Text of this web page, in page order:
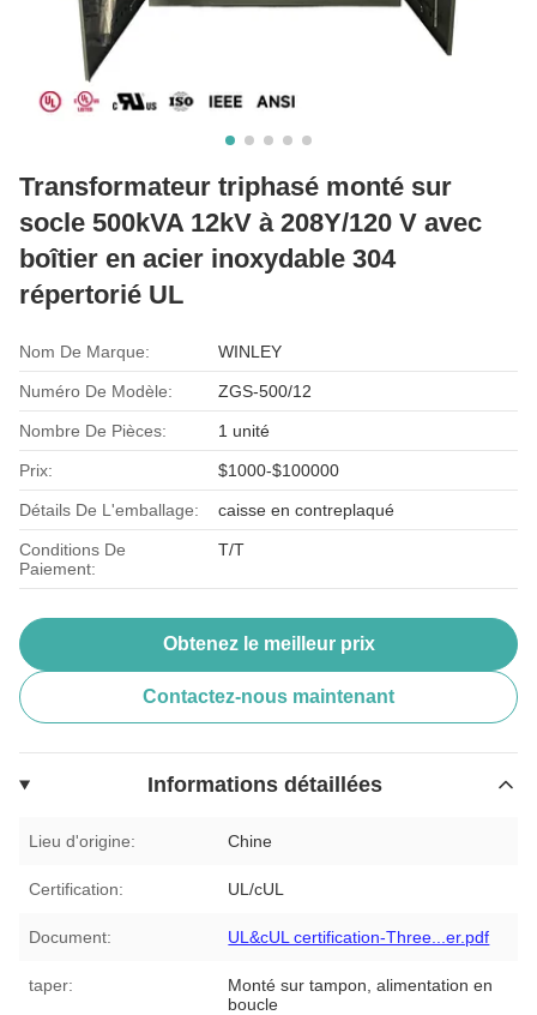
Transformateur triphasé monté sur
socle 500kVA 12kV à 208Y/120 V avec
boîtier en acier inoxydable 304
répertorié UL
Nom De Marque: WINLEY
Numéro De Modèle: ZGS-500/12
Nombre De Pièces: 1 unité
Prix: $1000-$100000
Détails De L'emballage: caisse en contreplaqué
Conditions De
Paiement:
T/T
Obtenez le meilleur prix
Contactez-nous maintenant
Informations détaillées
Lieu d'origine: Chine
Certification: UL/cUL
Document: UL&cUL certification-Three...er.pdf
taper:
Monté sur tampon, alimentation en
boucle